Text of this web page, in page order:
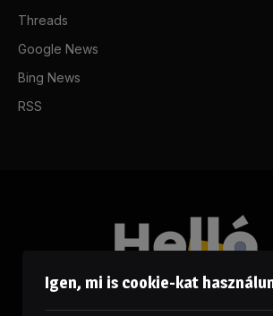
Threads
Google News
Bing News
RSS
Igen, mi is cookie-kat